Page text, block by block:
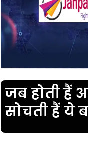
जब होती हैं
सोचती हैं ये